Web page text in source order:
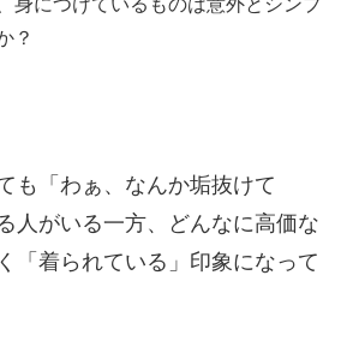
身につけているものは意外とシンプ
？
も「わぁ、なんか垢抜けて
人がいる一方、どんなに高価な
「着られている」印象になって